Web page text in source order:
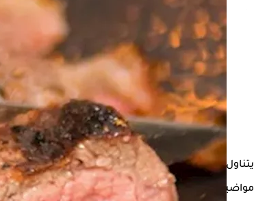
يتناول معظم الأشخاص اللحومالحمراء خلال أيامعيد
مواضيع ذات صلة